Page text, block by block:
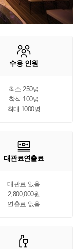
수용 인원
최소 250명
착석 100명
최대 1000명
대관료연출료
대관료 있음
2,800,000원
연출료 없음